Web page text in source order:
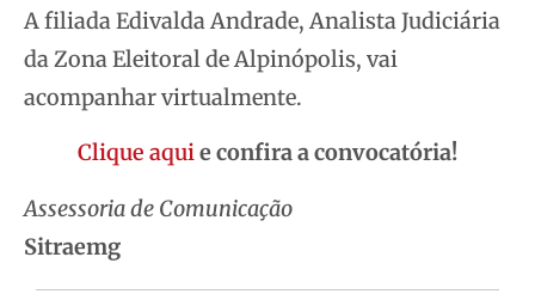
A filiada Edivalda Andrade, Analista Judiciária
da Zona Eleitoral de Alpinópolis, vai
acompanhar virtualmente.
Clique aquie confira a convocatória!
Assessoria de Comunicação
Sitraemg